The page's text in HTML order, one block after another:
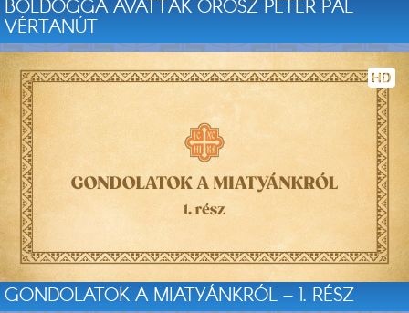
BOLDOGGÁ AVATTÁK OROSZ PÉTER PÁL
VÉRTANÚT
GONDOLATOK A MIATYÁNKRÓL – 1. RÉSZ